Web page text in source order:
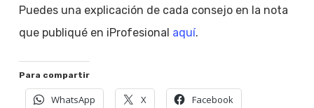
Puedes una explicación de cada consejo en la nota
que publiqué en iProfesional aquí.
Para compartir
WhatsApp X Facebook